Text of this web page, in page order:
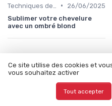
•
26/06/2025
Sublimer votre chevelure
avec un ombré blond
Les articles par date
Ce site utilise des cookies et
vous souhaitez activer
Tout accepter